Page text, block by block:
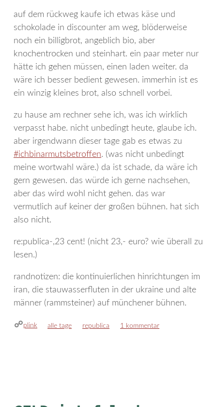
auf dem rückweg kaufe ich etwas käse und
schokolade in discounter am weg, blöderweise
noch ein billigbrot, angeblich bio, aber
knochentrocken und steinhart. ein paar meter nur
hätte ich gehen müssen, einen laden weiter. da
wäre ich besser bedient gewesen. immerhin ist es
ein winzig kleines brot, also schnell vorbei.
zu hause am rechner sehe ich, was ich wirklich
verpasst habe. nicht unbedingt heute, glaube ich.
aber irgendwann dieser tage gab es etwas zu
#ichbinarmutsbetroffen. (was nicht unbedingt
meine wortwahl wäre.) da ist schade, da wäre ich
gern gewesen. das würde ich gerne nachsehen,
aber das wird wohl nicht gehen. das war
vermutlich auf keiner der großen bühnen. hat sich
also nicht.
re:publica-,23 cent! (nicht 23,- euro? wie überall zu
lesen.)
randnotizen: die kontinuierlichen hinrichtungen im
iran, die stauwasserfluten in der ukraine und alte
männer (rammsteiner) auf münchener bühnen.
plink kategorien
alle tage schlagwörter
republica 1 kommentar